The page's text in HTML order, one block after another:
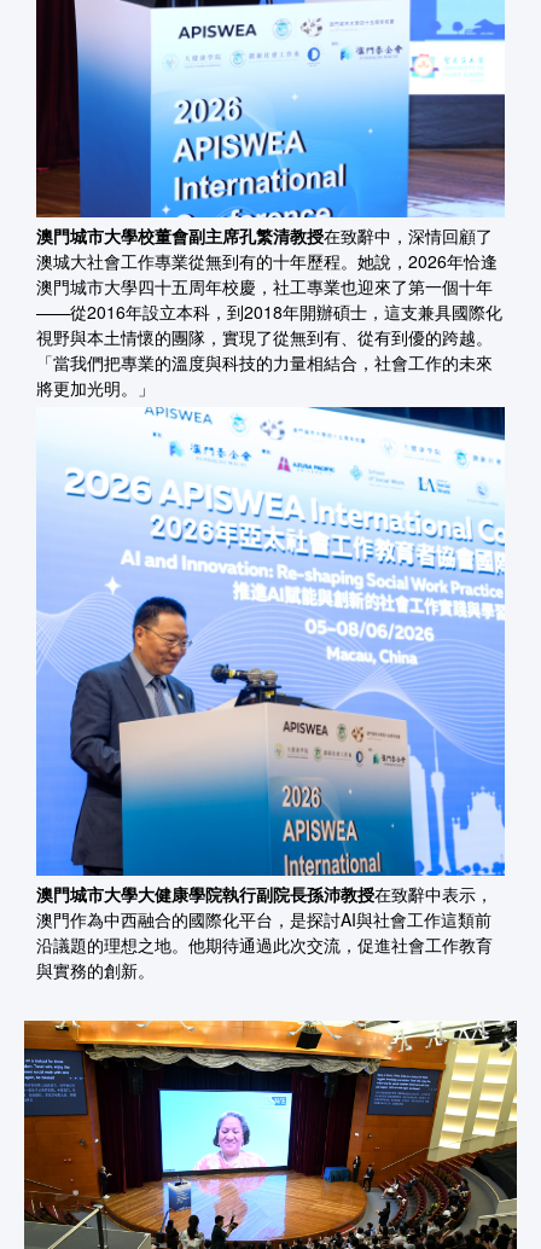
澳門城市大學校董會副主席孔繁清教授在致辭中，深情回顧了
澳城大社會工作專業從無到有的十年歷程。她說，2026年恰逢
澳門城市大學四十五周年校慶，社工專業也迎來了第一個十年
——從2016年設立本科，到2018年開辦碩士，這支兼具國際化
視野與本土情懷的團隊，實現了從無到有、從有到優的跨越。
「當我們把專業的溫度與科技的力量相結合，社會工作的未來
將更加光明。」
澳門城市大學大健康學院執行副院長孫沛教授在致辭中表示，
澳門作為中西融合的國際化平台，是探討AI與社會工作這類前
沿議題的理想之地。他期待通過此次交流，促進社會工作教育
與實務的創新。